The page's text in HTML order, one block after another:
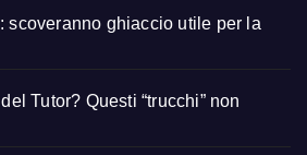
scoveranno ghiaccio utile per la
Tutor? Questi “trucchi” non